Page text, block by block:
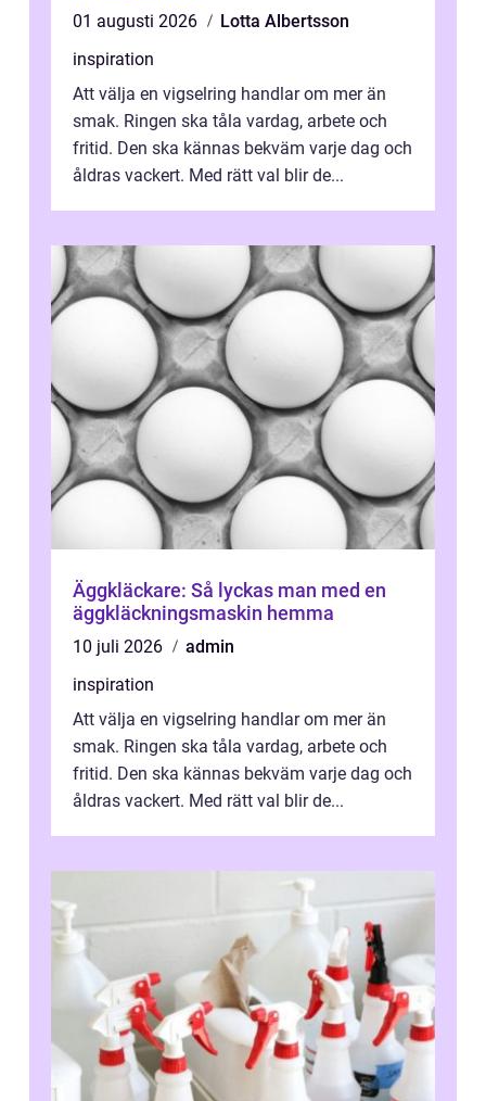
01 augusti 2026
Lotta Albertsson
inspiration
Att välja en vigselring handlar om mer än
smak. Ringen ska tåla vardag, arbete och
fritid. Den ska kännas bekväm varje dag och
åldras vackert. Med rätt val blir de...
Äggkläckare: Så lyckas man med en
äggkläckningsmaskin hemma
10 juli 2026
admin
inspiration
Att välja en vigselring handlar om mer än
smak. Ringen ska tåla vardag, arbete och
fritid. Den ska kännas bekväm varje dag och
åldras vackert. Med rätt val blir de...